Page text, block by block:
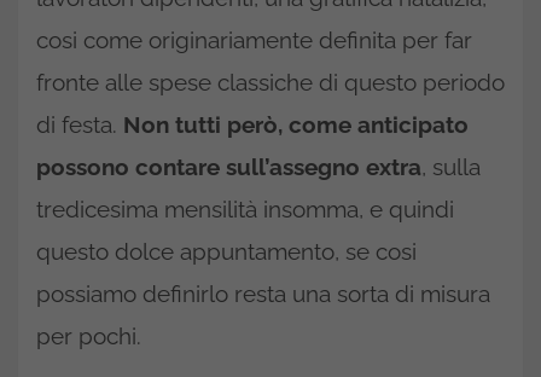
cosi come originariamente definita per far
fronte alle spese classiche di questo periodo
di festa. Non tutti però, come anticipato
possono contare sull’assegno extra, sulla
tredicesima mensilità insomma, e quindi
questo dolce appuntamento, se cosi
possiamo definirlo resta una sorta di misura
per pochi.